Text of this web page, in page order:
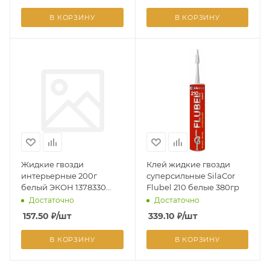
В КОРЗИНУ В КОРЗИНУ
Жидкие гвозди
интерьерные 200г
белый ЭКОН 1378330
*1/12*Достаточно
157.50 ₽/шт
В КОРЗИНУ
Клей жидкие гвозди
суперсильные SilaCor
Flubel 210 белые 380гр
Достаточно
339.10 ₽/шт
В КОРЗИНУ